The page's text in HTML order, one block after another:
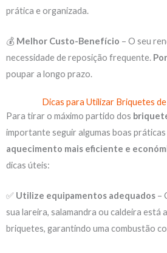
prática e organizada.
💰 Melhor Custo-Benefício – O seu
necessidade de reposição frequente.
poupar a longo prazo.
Dicas para Utilizar Briquetes
Para tirar o máximo partido dos
importante seguir algumas boas
aquecimento mais eficiente e
dicas úteis:
✅ Utilize equipamentos adequados –
sua lareira, salamandra ou caldeira está
briquetes, garantindo uma combustão